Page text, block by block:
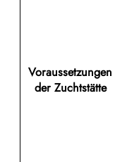
Voraussetzungen
der Zuchtstätte